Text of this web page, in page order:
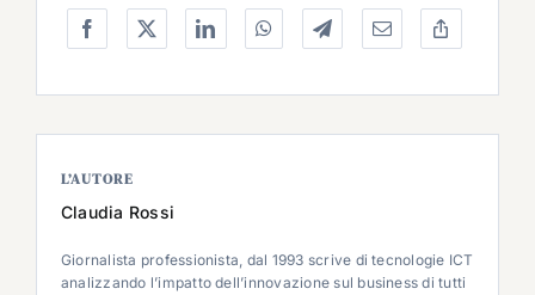
L’AUTORE
Claudia Rossi
Giornalista professionista, dal 1993 scrive di tecnologie ICT
analizzando l’impatto dell’innovazione sul business di tutti